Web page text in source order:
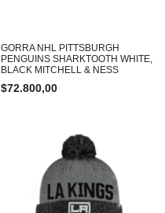
GORRA NHL PITTSBURGH
PENGUINS SHARKTOOTH WHITE,
BLACK MITCHELL & NESS
$72.800,00